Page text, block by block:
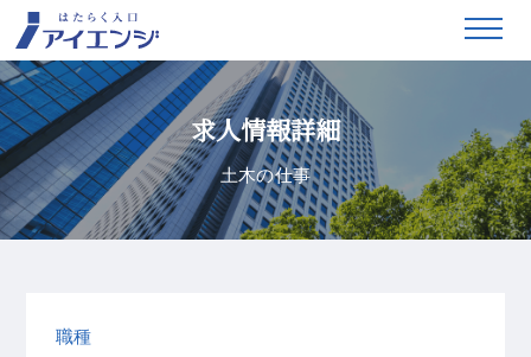
求人情報詳細
土木の仕事
職種